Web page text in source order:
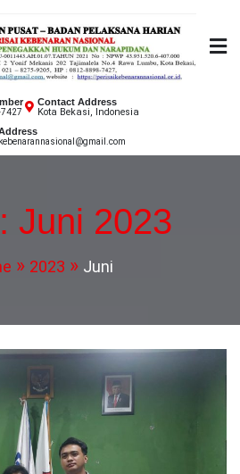
Contact Address
Kota Bekasi, Indonesia
Juni 2023
2023 Juni